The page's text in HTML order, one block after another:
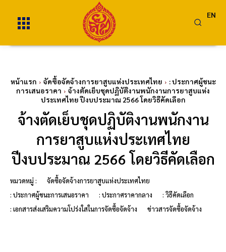
EN
หน้าแรก จัดซื้อจัดจ้างการยาสูบแห่งประเทศไทย
: ประกาศผู้ชนะ
การเสนอราคา
จ้างตัดเย็บชุดปฏิบัติงานพนักงานการยาสูบแห่ง
ประเทศไทย ปีงบประมาณ 2566 โดยวิธีคัดเลือก
จ้างตัดเย็บชุดปฏิบัติงานพนักงาน
การยาสูบแห่งประเทศไทย
ปีงบประมาณ 2566 โดยวิธีคัดเลือก
หมวดหมู่ :
จัดซื้อจัดจ้างการยาสูบแห่งประเทศไทย
: ประกาศผู้ชนะการเสนอราคา
: ประกาศราคากลาง
: วิธีคัดเลือก
: เอกสารส่งเสริมความโปร่งใสในการจัดซื้อจัดจ้าง
ข่าวสารจัดซื้อจัดจ้าง